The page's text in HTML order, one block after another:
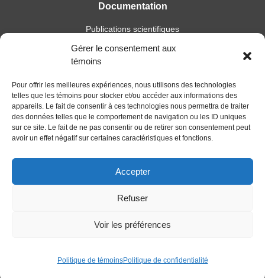
Gérer le consentement aux
témoins
Pour offrir les meilleures expériences, nous utilisons des technologies
telles que les témoins pour stocker et/ou accéder aux informations des
appareils. Le fait de consentir à ces technologies nous permettra de traiter
des données telles que le comportement de navigation ou les ID uniques
sur ce site. Le fait de ne pas consentir ou de retirer son consentement peut
avoir un effet négatif sur certaines caractéristiques et fonctions.
Accepter
Refuser
Voir les préférences
Politique de témoinsPolitique de confidentialité
Documentation
Publications scientifiques
Soutien à l’intervention
Essais, mémoires et thèses
Activités
Blogue
Nouvelles